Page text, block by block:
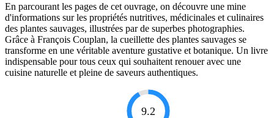
En parcourant les pages de cet ouvrage, on découvre une mine
d'informations sur les propriétés nutritives, médicinales et culinaires
des plantes sauvages, illustrées par de superbes photographies.
Grâce à François Couplan, la cueillette des plantes sauvages se
transforme en une véritable aventure gustative et botanique. Un livre
indispensable pour tous ceux qui souhaitent renouer avec une
cuisine naturelle et pleine de saveurs authentiques.
9.2